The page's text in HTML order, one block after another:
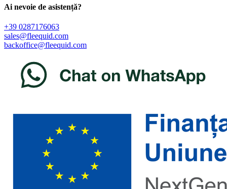
Ai nevoie de asistență?
+39 0287176063
sales@fleequid.com
backoffice@fleequid.com